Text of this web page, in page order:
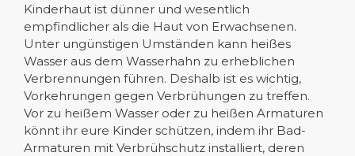
Kinderhaut ist dünner und wesentlich
empfindlicher als die Haut von Erwachsenen.
Unter ungünstigen Umständen kann heißes
Wasser aus dem Wasserhahn zu erheblichen
Verbrennungen führen. Deshalb ist es wichtig,
Vorkehrungen gegen Verbrühungen zu treffen.
Vor zu heißem Wasser oder zu heißen Armaturen
könnt ihr eure Kinder schützen, indem ihr Bad-
Armaturen mit Verbrühschutz installiert, deren